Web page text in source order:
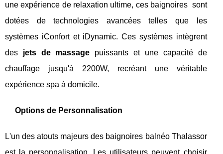
une expérience de relaxation ultime, ces baignoires sont
dotées de technologies avancées telles que les
systèmes iConfort et iDynamic. Ces systèmes intègrent
des jets de massage puissants et une capacité de
chauffage jusqu'à 2200W, recréant une véritable
expérience spa à domicile.
Options de Personnalisation
L'un des atouts majeurs des baignoires balnéo Thalassor